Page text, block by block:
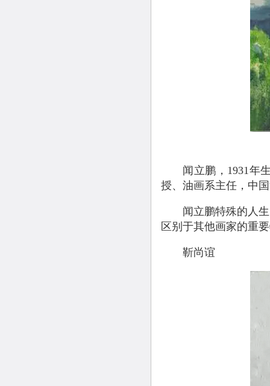
闻立鹏，1931年生
授、油画系主任，中
闻立鹏特殊的人生
区别于其他画家的重
靳尚谊